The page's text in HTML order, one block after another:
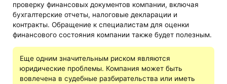
проверку финансовых документов компании, включая
бухгалтерские отчеты, налоговые декларации и
контракты. Обращение к специалистам для оценки
финансового состояния компании также будет полезным.
Еще одним значительным риском являются
юридические проблемы. Компания может быть
вовлечена в судебные разбирательства или иметь